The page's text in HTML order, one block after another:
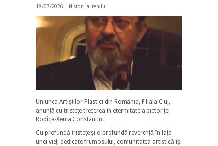
18/07/2026 | Nistor Laurențiu
Uniunea Artiștilor Plastici din România, Filiala Cluj,
anunță cu tristețe trecerea în etermitate a pictoriței
Rodica-Xenia Constantin.
Cu profundă tristețe și o profundă reverență în fața
unei vieți dedicate frumosului, comunitatea artistică își